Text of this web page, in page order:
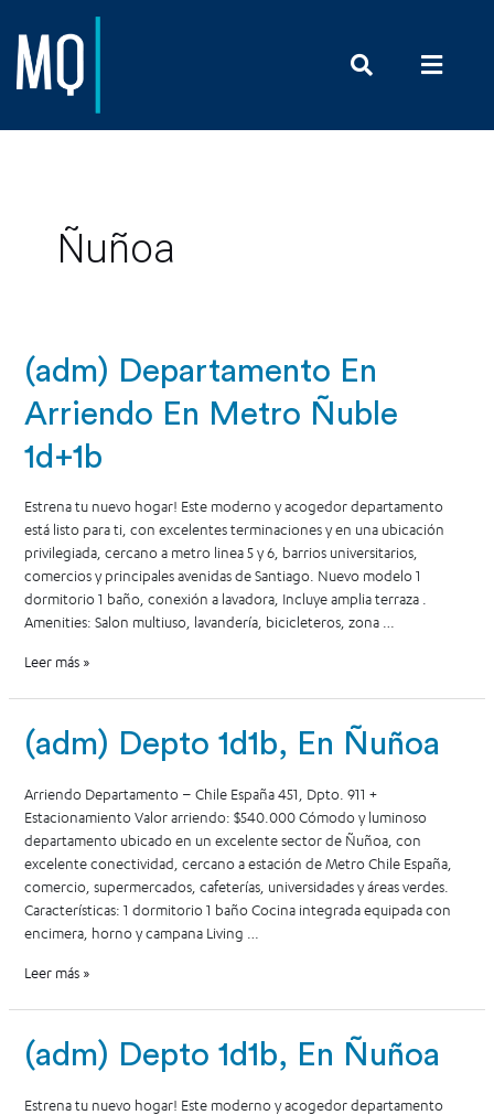
Ñuñoa
(adm) Departamento En
Arriendo En Metro Ñuble
1d+1b
Estrena tu nuevo hogar! Este moderno y acogedor departamento
está listo para ti, con excelentes terminaciones y en una ubicación
privilegiada, cercano a metro linea 5 y 6, barrios universitarios,
comercios y principales avenidas de Santiago. Nuevo modelo 1
dormitorio 1 baño, conexión a lavadora, Incluye amplia terraza .
Amenities: Salon multiuso, lavandería, bicicleteros, zona …
Leer más »
(adm) Depto 1d1b, En Ñuñoa
Arriendo Departamento – Chile España 451, Dpto. 911 +
Estacionamiento Valor arriendo: $540.000 Cómodo y luminoso
departamento ubicado en un excelente sector de Ñuñoa, con
excelente conectividad, cercano a estación de Metro Chile España,
comercio, supermercados, cafeterías, universidades y áreas verdes.
Características: 1 dormitorio 1 baño Cocina integrada equipada con
encimera, horno y campana Living …
Leer más »
(adm) Depto 1d1b, En Ñuñoa
Estrena tu nuevo hogar! Este moderno y acogedor departamento